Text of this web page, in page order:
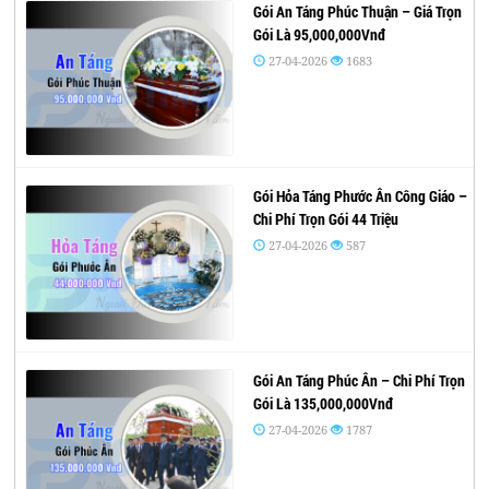
Gói An Táng Phúc Thuận – Giá Trọn
Gói Là 95,000,000Vnđ
27-04-2026 1683
Gói Hỏa Táng Phước Ân Công Giáo –
Chi Phí Trọn Gói 44 Triệu
27-04-2026 587
Gói An Táng Phúc Ân – Chi Phí Trọn
Gói Là 135,000,000Vnđ
27-04-2026 1787